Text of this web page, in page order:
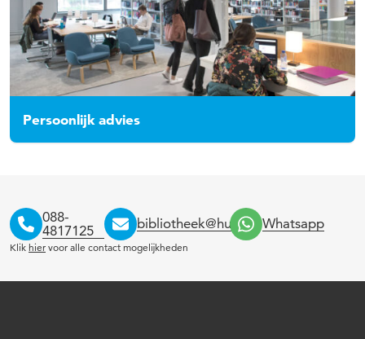
Persoonlijk advies
088-
4817125
bibliotheek@hu.nl Whatsapp
Klik hier voor alle contact mogelijkheden